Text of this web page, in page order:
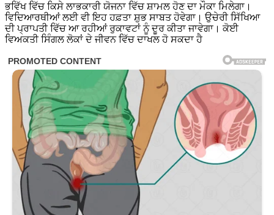
ਭਵਿੱਖ ਵਿੱਚ ਕਿਸੇ ਲਾਭਕਾਰੀ ਯੋਜਨਾ ਵਿੱਚ ਸ਼ਾਮਲ ਹੋਣ ਦਾ ਮੌਕਾ ਮਿਲੇਗਾ।
ਵਿਦਿਆਰਥੀਆਂ ਲਈ ਵੀ ਇਹ ਹਫ਼ਤਾ ਸ਼ੁਭ ਸਾਬਤ ਹੋਵੇਗਾ। ਉਚੇਰੀ ਸਿੱਖਿਆ
ਦੀ ਪ੍ਰਾਪਤੀ ਵਿੱਚ ਆ ਰਹੀਆਂ ਰੁਕਾਵਟਾਂ ਨੂੰ ਦੂਰ ਕੀਤਾ ਜਾਵੇਗਾ। ਕੋਈ
ਵਿਅਕਤੀ ਸਿੰਗਲ ਲੋਕਾਂ ਦੇ ਜੀਵਨ ਵਿੱਚ ਦਾਖਲ ਹੋ ਸਕਦਾ ਹੈ